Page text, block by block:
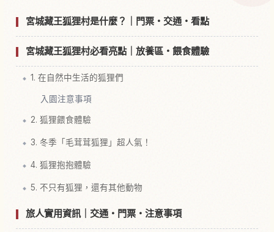
宮城藏王狐狸村是什麼？｜門票・交通・看點
宮城藏王狐狸村必看亮點｜放養區・餵食體驗
1. 在自然中生活的狐狸們
入園注意事項
2. 狐狸餵食體驗
3. 冬季「毛茸茸狐狸」超人氣！
4. 狐狸抱抱體驗
5. 不只有狐狸，還有其他動物
旅人實用資訊｜交通・門票・注意事項